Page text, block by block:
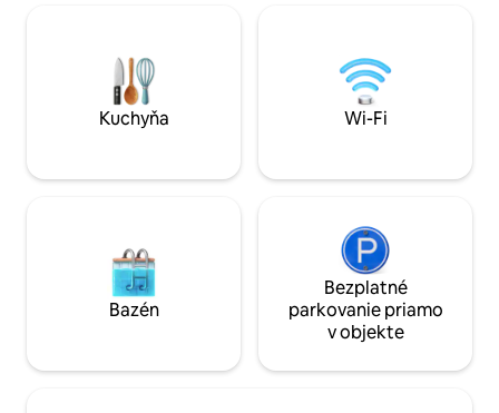
World 25 km Centerparks 22 km Hrady a
jazerá všade🙂 Lezecký park Bad
Waldsee 25 km Veľa turistických trás
nechajte sa
ako je zámok
súkromné
Kuchyňa Wi-Fi
Bazén
Bezplatné
parkovanie priamo
v objekte